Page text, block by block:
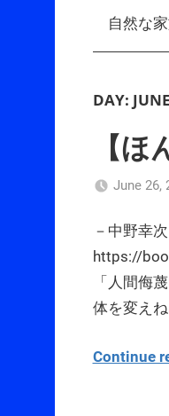
自然な
DAY:
【
June 26,
－中野幸
https://
「人間侮
体を変え
Continue